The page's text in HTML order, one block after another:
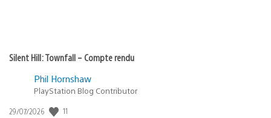
Silent Hill: Townfall – Compte rendu
Phil Hornshaw
PlayStation Blog Contributor
Date
29/07/2026 11